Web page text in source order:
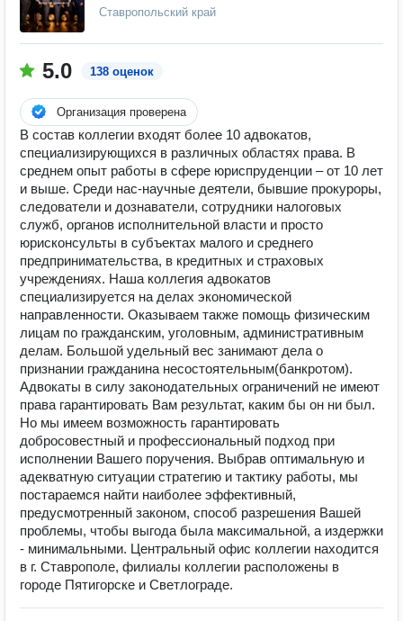
Ставропольский край
5.0 138 оценок
Организация проверена
В состав коллегии входят более 10 адвокатов,
специализирующихся в различных областях права. В
среднем опыт работы в сфере юриспруденции – от 10 лет
и выше. Среди нас-научные деятели, бывшие прокуроры,
следователи и дознаватели, сотрудники налоговых
служб, органов исполнительной власти и просто
юрисконсульты в субъектах малого и среднего
предпринимательства, в кредитных и страховых
учреждениях. Наша коллегия адвокатов
специализируется на делах экономической
направленности. Оказываем также помощь физическим
лицам по гражданским, уголовным, административным
делам. Большой удельный вес занимают дела о
признании гражданина несостоятельным(банкротом).
Адвокаты в силу законодательных ограничений не имеют
права гарантировать Вам результат, каким бы он ни был.
Но мы имеем возможность гарантировать
добросовестный и профессиональный подход при
исполнении Вашего поручения. Выбрав оптимальную и
адекватную ситуации стратегию и тактику работы, мы
постараемся найти наиболее эффективный,
предусмотренный законом, способ разрешения Вашей
проблемы, чтобы выгода была максимальной, а издержки
- минимальными. Центральный офис коллегии находится
в г. Ставрополе, филиалы коллегии расположены в
городе Пятигорске и Светлограде.